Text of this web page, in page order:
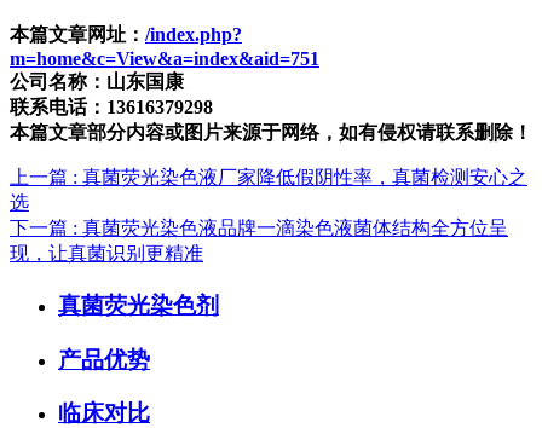
本篇文章网址： /index.php?
m=home&c=View&a=index&aid=751
公司名称：山东国康
联系电话：13616379298
本篇文章部分内容或图片来源于网络，如有侵权请联系删除！
上一篇 : 真菌荧光染色液厂家降低假阴性率，真菌检测安心之
选
下一篇 : 真菌荧光染色液品牌一滴染色液菌体结构全方位呈
现，让真菌识别更精准
真菌荧光染色剂
产品优势
临床对比